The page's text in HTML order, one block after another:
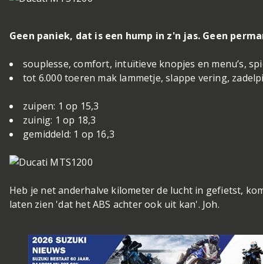
Geen paniek, dat is een hump in z'n jas. Geen
souplesse, comfort, intuïtieve knopjes en menu’s,
tot 6.000 toeren mak lammetje, slappe vering,
zuipen: 1 op 15,3
zuinig: 1 op 18,3
gemiddeld: 1 op 16,3
Heb je net anderhalve kilometer de lucht in gefietst,
laten zien 'dat het ABS achter ook uit kan'. Joh.